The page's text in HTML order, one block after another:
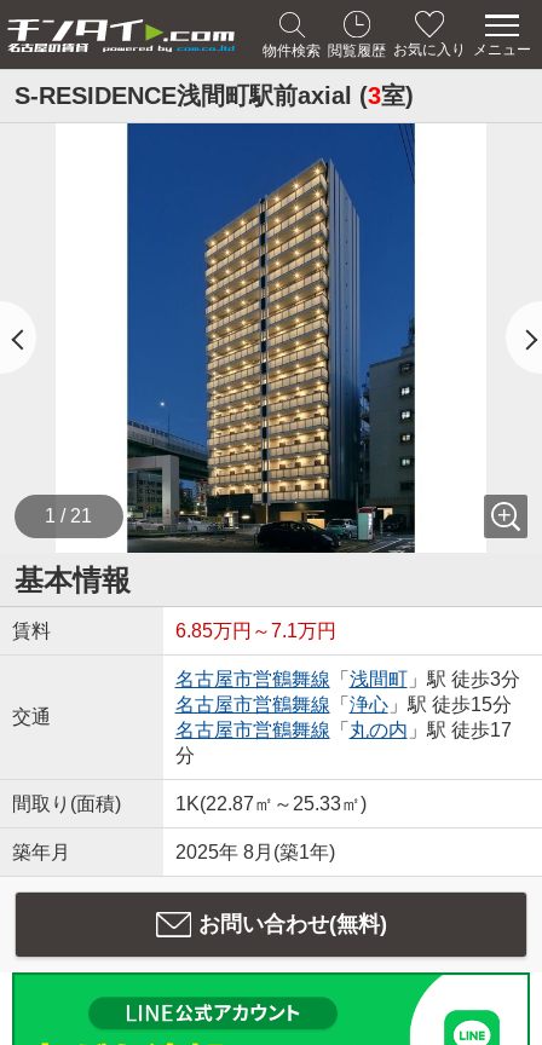
物件検索 閲覧履歴 お気に入り メニュー
S-RESIDENCE浅間町駅前axial (3室)
1 / 21
基本情報
賃料 6.85万円～7.1万円
交通
名古屋市営鶴舞線 「 浅間町」駅 徒歩3分
名古屋市営鶴舞線 「 浄心」駅 徒歩15分
名古屋市営鶴舞線 「 丸の内 」駅 徒歩17
分
間取り(面積) 1K(22.87㎡～25.33㎡)
築年月 2025年 8月(築1年)
お問い合わせ(無料)